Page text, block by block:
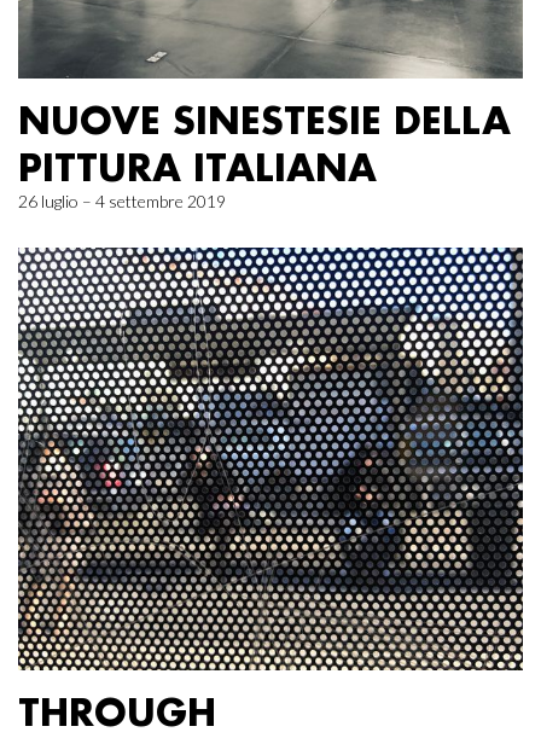
NUOVE SINESTESIE DELLA
PITTURA ITALIANA
26 luglio – 4 settembre 2019
THROUGH